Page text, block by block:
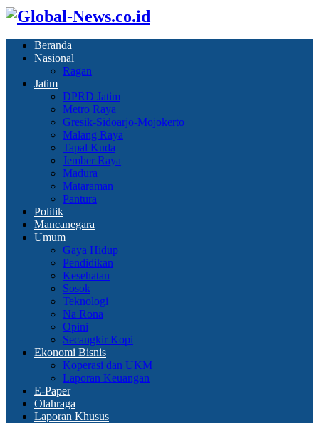
Beranda
Nasional
Ragan
Jatim
DPRD Jatim
Metro Raya
Gresik-Sidoarjo-Mojokerto
Malang Raya
Tapal Kuda
Jember Raya
Madura
Mataraman
Pantura
Politik
Mancanegara
Umum
Gaya Hidup
Pendidikan
Kesehatan
Sosok
Teknologi
Na Rona
Opini
Secangkir Kopi
Ekonomi Bisnis
Koperasi dan UKM
Laporan Keuangan
E-Paper
Olahraga
Laporan Khusus